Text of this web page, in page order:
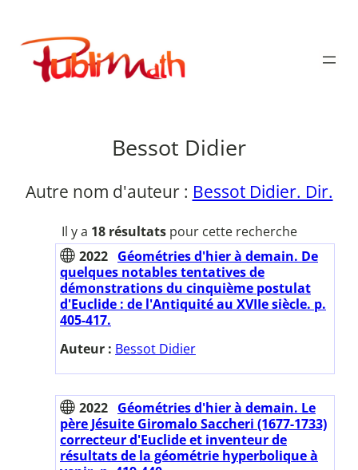
contenu
Publimath
Bessot Didier
Autre nom d'auteur : Bessot Didier. Dir.
Il y a 18 résultatspour cette recherche
2022 Géométries d'hier à demain. De
quelques notables tentatives de
démonstrations du cinquième postulat
d'Euclide : de l'Antiquité au XVIIe siècle. p.
405-417.
Auteur : Bessot Didier
2022 Géométries d'hier à demain. Le
père Jésuite Giromalo Saccheri (1677-1733)
correcteur d'Euclide et inventeur de
résultats de la géométrie hyperbolique à